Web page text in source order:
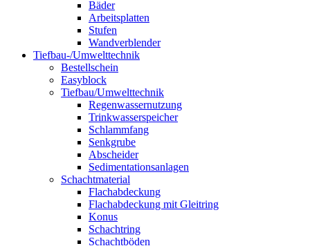
Bäder
Arbeitsplatten
Stufen
Wandverblender
Tiefbau-/Umwelttechnik
Bestellschein
Easyblock
Tiefbau/Umwelttechnik
Regenwassernutzung
Trinkwasserspeicher
Schlammfang
Senkgrube
Abscheider
Sedimentationsanlagen
Schachtmaterial
Flachabdeckung
Flachabdeckung mit Gleitring
Konus
Schachtring
Schachtböden